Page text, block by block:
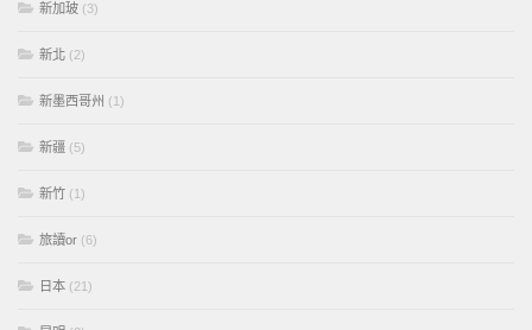
新加玻 (3)
新北 (2)
新墨西哥州 (1)
新疆 (5)
新竹 (1)
旅讀or (6)
日本 (21)